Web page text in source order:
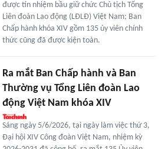
được tín nhiệm bầu giữ chức Chủ tịch Tổng
Liên đoàn Lao động (LĐLĐ) Việt Nam; Ban
Chấp hành khóa XIV gồm 135 ủy viên chính
thức cũng đã được kiện toàn.
Ra mắt Ban Chấp hành và Ban
Thường vụ Tổng Liên đoàn Lao
động Việt Nam khóa XIV
Sáng ngày 5/6/2026, tại ngày làm việc thứ 3,
Đại hội XIV Công đoàn Việt Nam, nhiệm kỳ